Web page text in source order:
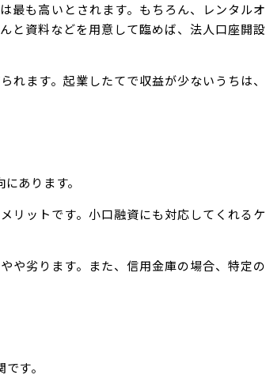
最も高いとされます。もちろん、レンタルオ
と資料などを用意して臨めば、法人口座開設
ます。起業したてで収益が少ないうちは、
あります。
リットです。小口融資にも対応してくれるケ
や劣ります。また、信用金庫の場合、特定の
す。